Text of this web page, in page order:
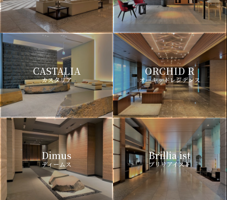
CASTALIA
カスタリア
ORCHID R
オーキッドレジデンス
Dimus
ディームス
Brillia ist
ブリリアイスト